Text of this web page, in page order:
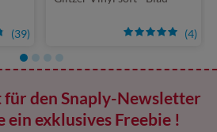
(39)
(4)
den Snaply-Newsletter
ein exklusives Freebie !